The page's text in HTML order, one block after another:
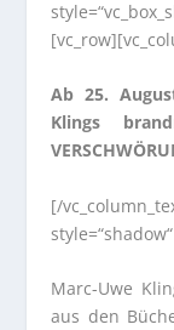
Ab 25.
Klings
[/
Marc-Uwe
aus den